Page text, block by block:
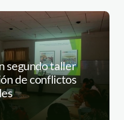
segundo taller
de conflictos